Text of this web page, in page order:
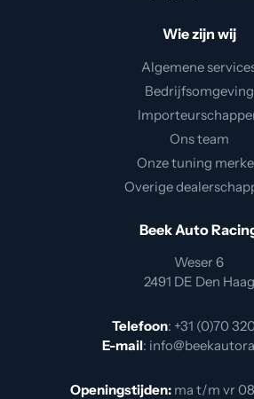
Wie zijn wij
Algemene
Bedrijfsomgeving
Ons team
Onze tuning
Overige
Beek Auto
Weser 6
2491 DE Den Haag
Telefoon: +31 (0)70
E-mail:
Openingstijden: ma t/m vr